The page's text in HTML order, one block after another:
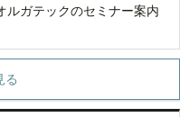
ガテックのセミナー案内
る